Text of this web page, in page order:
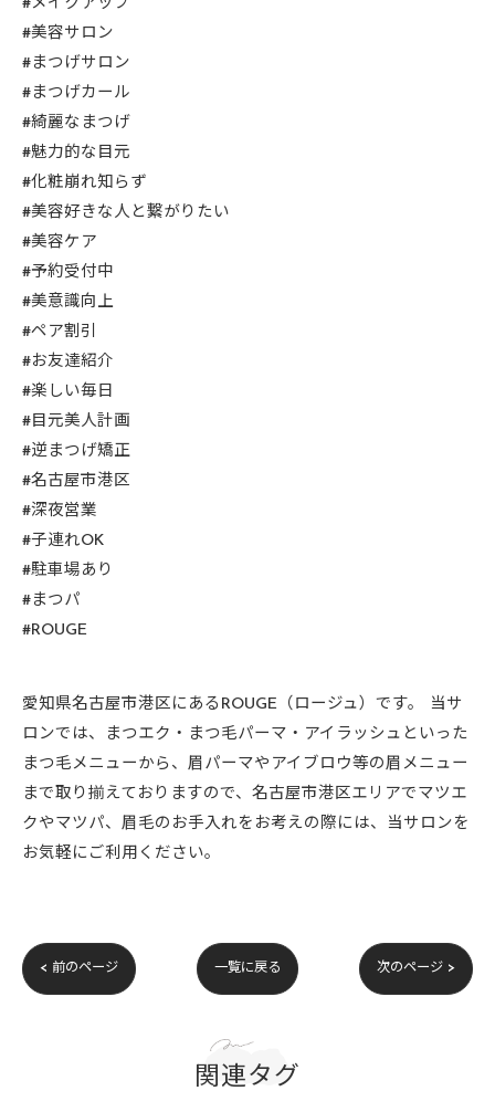
#メイクアップ
#美容サロン
#まつげサロン
#まつげカール
#綺麗なまつげ
#魅力的な目元
#化粧崩れ知らず
#美容好きな人と繋がりたい
#美容ケア
#予約受付中
#美意識向上
#ペア割引
#お友達紹介
#楽しい毎日
#目元美人計画
#逆まつげ矯正
#名古屋市港区
#深夜営業
#子連れOK
#駐車場あり
#まつパ
#ROUGE
愛知県名古屋市港区にあるROUGE（ロージュ）です。 当サ
ロンでは、まつエク・まつ毛パーマ・アイラッシュといった
まつ毛メニューから、眉パーマやアイブロウ等の眉メニュー
まで取り揃えておりますので、名古屋市港区エリアでマツエ
クやマツパ、眉毛のお手入れをお考えの際には、当サロンを
お気軽にご利用ください。
< 前のページ 一覧に戻る 次のページ >
関連タグ